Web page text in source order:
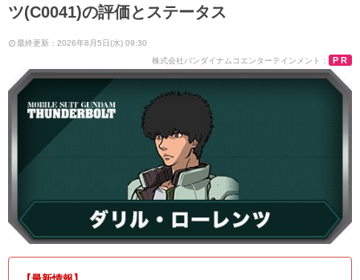
ツ(C0041)の評価とステータス
最終更新：2026年8月5日(水) 09:30
PR